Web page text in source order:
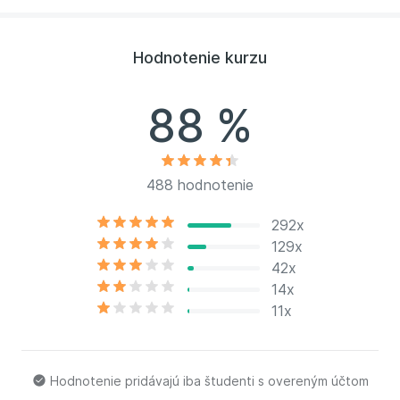
poslednej dobe sa veľa venuje Agilnému leadershipu,
Hodnotenie kurzu
88 %
488 hodnotenie
292x
129x
42x
14x
11x
Hodnotenie pridávajú iba študenti s overeným účtom